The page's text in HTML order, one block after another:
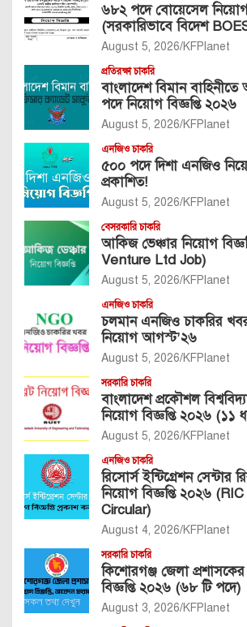
৬৮২ পদে বোয়েসেল নিয়োগ
(সরকারিভাবে বিদেশ
August 5, 2026 KFPlanet
প্রতিরক্ষা চাকরি
বাংলাদেশ বিমান
পদে নিয়োগ বিজ্ঞপ্তি ২০২৬
August 5, 2026 KFPlanet
এনজিও চাকরি
৫০০ পদে দিশা এনজিও
প্রকাশিত!
August 5, 2026 KFPlanet
বেসরকারি চাকরি
আকিজ ভেঞ্চার নিয়োগ
Venture Ltd Job)
August 5, 2026 KFPlanet
এনজিও চাকরি
চলমান এনজিও চাকরির
নিয়োগ আগস্ট’২৬
August 5, 2026 KFPlanet
সরকারি চাকরি
বাংলাদেশ প্রকৌশল
নিয়োগ বিজ্ঞপ্তি ২০২৬ (১১
August 5, 2026 KFPlanet
এনজিও চাকরি
রিসোর্স ইন্টিগ্রেশন সেন্টার
নিয়োগ বিজ্ঞপ্তি ২০২৬
Circular)
August 4, 2026 KFPlanet
সরকারি চাকরি
কিশোরগঞ্জ জেলা
বিজ্ঞপ্তি ২০২৬ (৬৮ টি পদে)
August 3, 2026 KFPlanet